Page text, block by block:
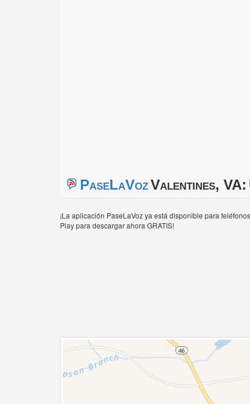
PaseLaVozValentines, VA:
¡La aplicación PaseLaVoz ya está disponible para
Play para descargar ahora GRATIS!